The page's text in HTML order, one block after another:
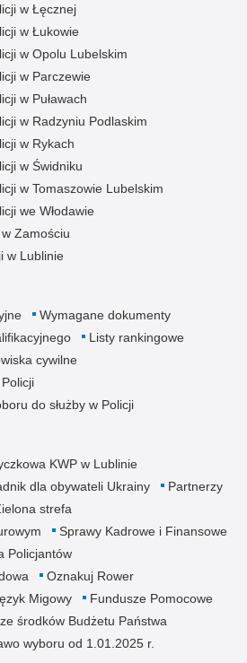
w Łęcznej
w Łukowie
w Opolu Lubelskim
w Parczewie
w Puławach
w Radzyniu Podlaskim
w Rykach
w Świdniku
w Tomaszowie Lubelskim
we Włodawie
Zamościu
w Lublinie
Wymagane dokumenty
Listy rankingowe
cywilne
do służby w Policji
KWP w Lublinie
dla obywateli Ukrainy
Partnerzy
strefa
Sprawy Kadrowe i Finansowe
Policjantów
Oznakuj Rower
Migowy
Fundusze Pomocowe
środków Budżetu Państwa
wyboru od 1.01.2025 r.